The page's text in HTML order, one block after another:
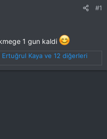
#1
1 gun kaldi
Ertuğrul Kaya ve 12 diğerleri